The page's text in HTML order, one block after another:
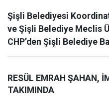
Şişli Belediyesi
ve Şişli Belediye Meclis
CHP’den Şişli Belediye
RESÜL EMRAH ŞAHAN,
TAKIMINDA